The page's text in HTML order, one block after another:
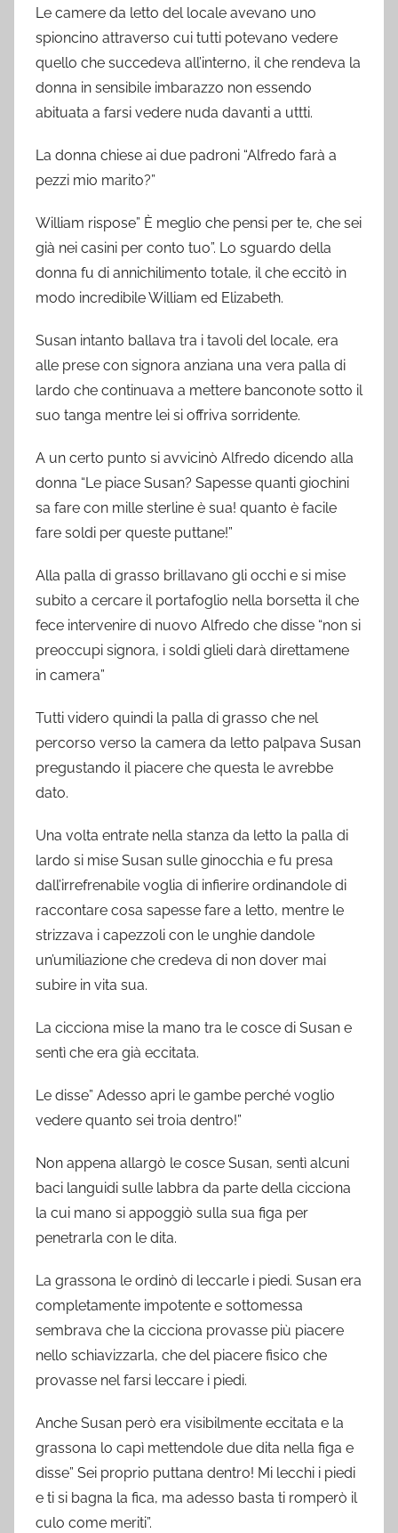
Le camere da letto del locale avevano uno
spioncino attraverso cui tutti potevano vedere
quello che succedeva all’interno, il che rendeva la
donna in sensibile imbarazzo non essendo
abituata a farsi vedere nuda davanti a uttti.
La donna chiese ai due padroni “Alfredo farà a
pezzi mio marito?”
William rispose” È meglio che pensi per te, che sei
già nei casini per conto tuo”. Lo sguardo della
donna fu di annichilimento totale, il che eccitò in
modo incredibile William ed Elizabeth.
Susan intanto ballava tra i tavoli del locale, era
alle prese con signora anziana una vera palla di
lardo che continuava a mettere banconote sotto il
suo tanga mentre lei si offriva sorridente.
A un certo punto si avvicinò Alfredo dicendo alla
donna “Le piace Susan? Sapesse quanti giochini
sa fare con mille sterline è sua! quanto è facile
fare soldi per queste puttane!”
Alla palla di grasso brillavano gli occhi e si mise
subito a cercare il portafoglio nella borsetta il che
fece intervenire di nuovo Alfredo che disse “non si
preoccupi signora, i soldi glieli darà direttamene
in camera”
Tutti videro quindi la palla di grasso che nel
percorso verso la camera da letto palpava Susan
pregustando il piacere che questa le avrebbe
dato.
Una volta entrate nella stanza da letto la palla di
lardo si mise Susan sulle ginocchia e fu presa
dall’irrefrenabile voglia di infierire ordinandole di
raccontare cosa sapesse fare a letto, mentre le
strizzava i capezzoli con le unghie dandole
un’umiliazione che credeva di non dover mai
subire in vita sua.
La cicciona mise la mano tra le cosce di Susan e
sentì che era già eccitata.
Le disse” Adesso apri le gambe perché voglio
vedere quanto sei troia dentro!”
Non appena allargò le cosce Susan, sentì alcuni
baci languidi sulle labbra da parte della cicciona
la cui mano si appoggiò sulla sua figa per
penetrarla con le dita.
La grassona le ordinò di leccarle i piedi. Susan era
completamente impotente e sottomessa
sembrava che la cicciona provasse più piacere
nello schiavizzarla, che del piacere fisico che
provasse nel farsi leccare i piedi.
Anche Susan però era visibilmente eccitata e la
grassona lo capì mettendole due dita nella figa e
disse” Sei proprio puttana dentro! Mi lecchi i piedi
e ti si bagna la fica, ma adesso basta ti romperò il
culo come meriti”.